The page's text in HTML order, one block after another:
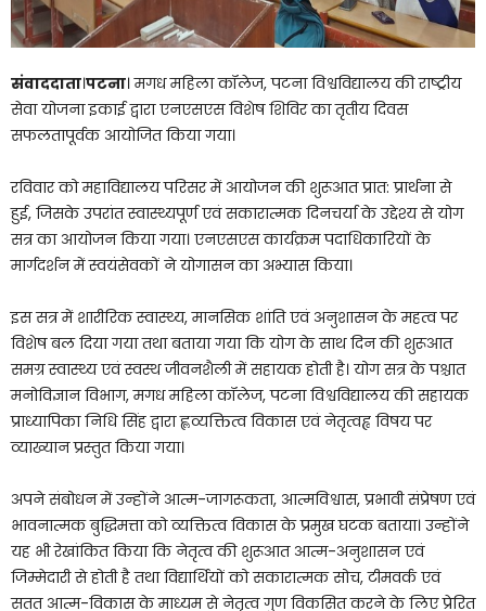
संवाददाता।पटना। मगध महिला कॉलेज, पटना विश्वविद्यालय की राष्ट्रीय
सेवा योजना इकाई द्वारा एनएसएस विशेष शिविर का तृतीय दिवस
सफलतापूर्वक आयोजित किया गया।
रविवार को महाविद्यालय परिसर में आयोजन की शुरूआत प्रात: प्रार्थना से
हुई, जिसके उपरांत स्वास्थ्यपूर्ण एवं सकारात्मक दिनचर्या के उद्देश्य से योग
सत्र का आयोजन किया गया। एनएसएस कार्यक्रम पदाधिकारियों के
मार्गदर्शन में स्वयंसेवकों ने योगासन का अभ्यास किया।
इस सत्र में शारीरिक स्वास्थ्य, मानसिक शांति एवं अनुशासन के महत्व पर
विशेष बल दिया गया तथा बताया गया कि योग के साथ दिन की शुरूआत
समग्र स्वास्थ्य एवं स्वस्थ जीवनशैली में सहायक होती है। योग सत्र के पश्चात
मनोविज्ञान विभाग, मगध महिला कॉलेज, पटना विश्वविद्यालय की सहायक
प्राध्यापिका निधि सिंह द्वारा ह्लव्यक्तित्व विकास एवं नेतृत्वह्व विषय पर
व्याख्यान प्रस्तुत किया गया।
अपने संबोधन में उन्होंने आत्म-जागरूकता, आत्मविश्वास, प्रभावी संप्रेषण एवं
भावनात्मक बुद्धिमत्ता को व्यक्तित्व विकास के प्रमुख घटक बताया। उन्होंने
यह भी रेखांकित किया कि नेतृत्व की शुरूआत आत्म-अनुशासन एवं
जिम्मेदारी से होती है तथा विद्यार्थियों को सकारात्मक सोच, टीमवर्क एवं
सतत आत्म-विकास के माध्यम से नेतृत्व गुण विकसित करने के लिए प्रेरित